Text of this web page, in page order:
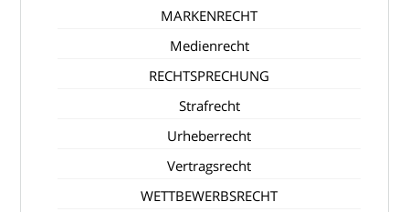
MARKENRECHT
Medienrecht
RECHTSPRECHUNG
Strafrecht
Urheberrecht
Vertragsrecht
WETTBEWERBSRECHT